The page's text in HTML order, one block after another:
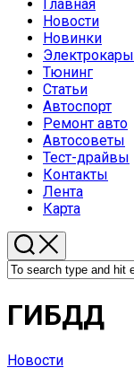
Главная
Новости
Новинки
Электрокары
Тюнинг
Статьи
Автоспорт
Ремонт авто
Автосоветы
Тест-драйвы
Контакты
Лента
Карта
ГИБДД
Новости